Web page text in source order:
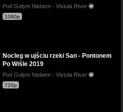
Pod Gołym Niebem - Vistula River
1080p
Nocleg w ujściu rzeki San - Pontonem
Po Wiśle 2019
Pod Gołym Niebem - Vistula River
720p